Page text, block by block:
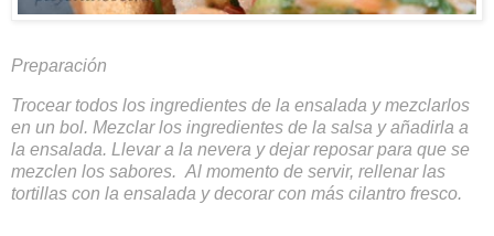
Preparación
Trocear todos los ingredientes de la ensalada y mezclarlos
en un bol. Mezclar los ingredientes de la salsa y añadirla a
la ensalada. Llevar a la nevera y dejar reposar para que se
mezclen los sabores. Al momento de servir, rellenar las
tortillas con la ensalada y decorar con más cilantro fresco.